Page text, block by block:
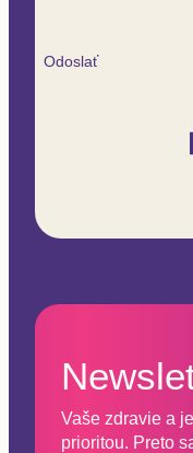
Odoslať
Vaše zdravie a
prioritou. Preto